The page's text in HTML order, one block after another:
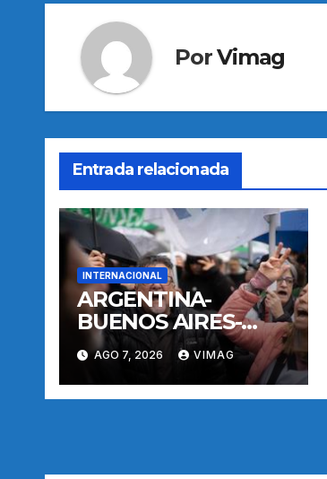
PorVimag
Entrada relacionada
INTERNACIONAL
ARGENTINA-
BUENOS AIRES-
MANIFESTACION
AGO 7, 2026 VIMAG